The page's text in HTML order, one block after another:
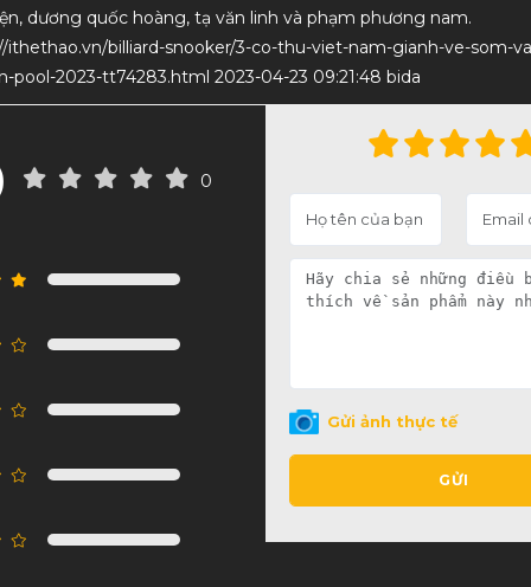
dương quốc hoàng, tạ văn linh và phạm phương nam.
billiard-snooker/3-co-thu-viet-nam-gianh-ve-som-
pool-2023-tt74283.html 2023-04-23 09:21:48 bida
0
Gửi ảnh thực tế
GỬI